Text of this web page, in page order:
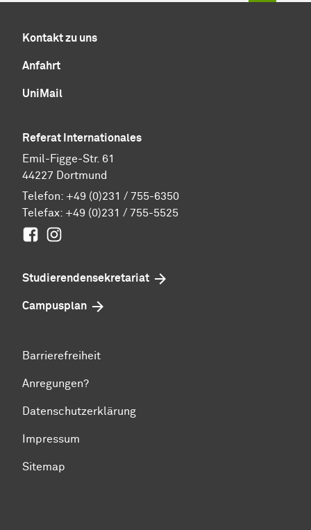
Kontakt zu uns
Anfahrt
UniMail
Referat Internationales
Emil-Figge-Str. 61
44227 Dortmund
Telefon: +49 (0)231 / 755-6350
Telefax: +49 (0)231 / 755-5525
Facebook
Studierenden­sekretariat
Campusplan
Barrierefreiheit
Anregungen?
Datenschutzerklärung
Impressum
Sitemap